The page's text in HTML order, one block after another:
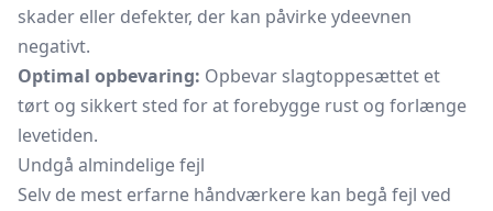
skader eller defekter, der kan påvirke ydeevnen
negativt.
Optimal opbevaring: Opbevar slagtoppesættet et
tørt og sikkert sted for at forebygge rust og forlænge
levetiden.
Undgå almindelige fejl
Selv de mest erfarne håndværkere kan begå fejl ved